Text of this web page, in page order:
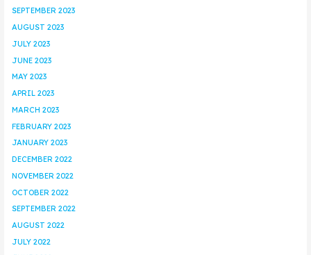
SEPTEMBER 2023
AUGUST 2023
JULY 2023
JUNE 2023
MAY 2023
APRIL 2023
MARCH 2023
FEBRUARY 2023
JANUARY 2023
DECEMBER 2022
NOVEMBER 2022
OCTOBER 2022
SEPTEMBER 2022
AUGUST 2022
JULY 2022